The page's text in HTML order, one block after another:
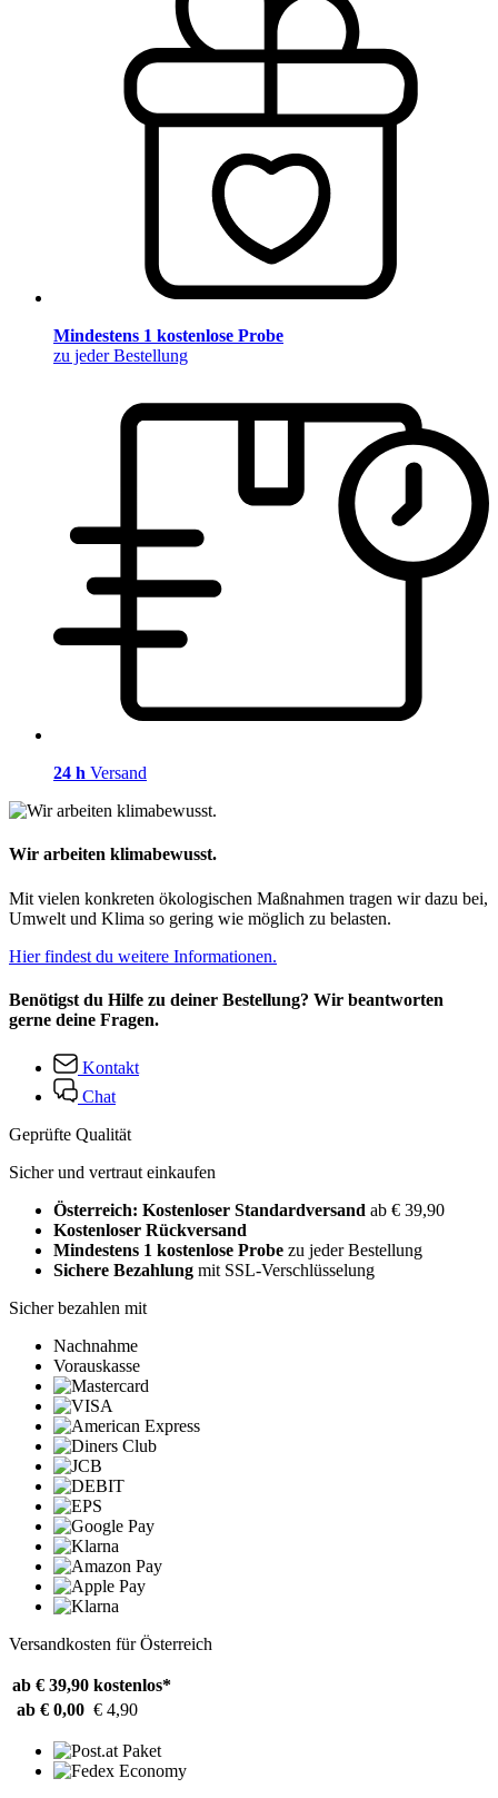
Mindestens 1 kostenlose Probe
zu jeder Bestellung
24 h Versand
Wir arbeiten klimabewusst.
Mit vielen konkreten ökologischen Maßnahmen tragen wir dazu bei,
Umwelt und Klima so gering wie möglich zu belasten.
Hier findest du weitere Informationen.
Benötigst du Hilfe zu deiner Bestellung? Wir beantworten
gerne deine Fragen.
Kontakt
Chat
Geprüfte Qualität
Sicher und vertraut einkaufen
Österreich: Kostenloser Standardversand ab € 39,90
Kostenloser Rückversand
Mindestens 1 kostenlose Probe zu jeder Bestellung
Sichere Bezahlung mit SSL-Verschlüsselung
Sicher bezahlen mit
Nachnahme
Vorauskasse
Versandkosten für Österreich
ab € 39,90 kostenlos*
ab € 0,00 € 4,90